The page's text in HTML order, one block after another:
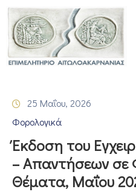
ΑΡΧΙΚΗ
ΓΕΜΗ
–
ΠΡΟΓΡΑΜΜΑΤΑ
ΕΠΙΜΕΛΗΤΗΡΙΟΥ
25 Μαΐου, 2026
Φορολογικά
Έκδοση του
– Απαντήσεων σε
Θέματα, Μαΐου